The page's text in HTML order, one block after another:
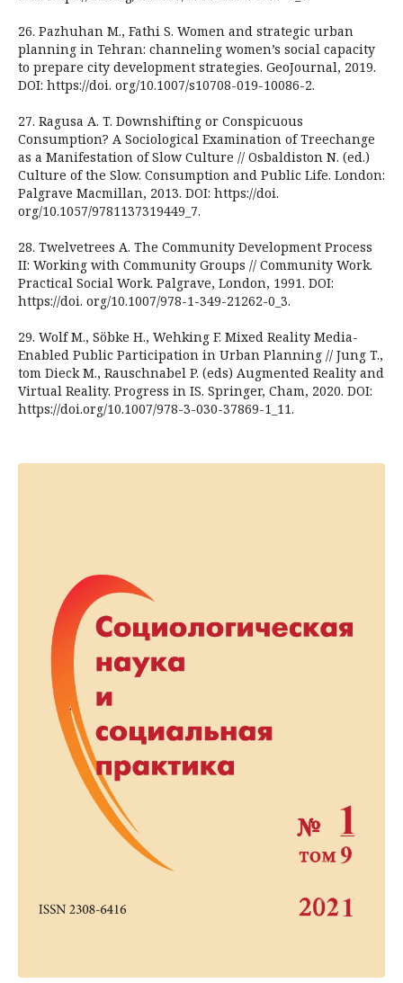
26. Pazhuhan M., Fathi S. Women and strategic urban
planning in Tehran: channeling women’s social capacity
to prepare city development strategies. GeoJournal, 2019.
DOI: https://doi. org/10.1007/s10708-019-10086-2.
27. Ragusa A. T. Downshifting or Conspicuous
Consumption? A Sociological Examination of Treechange
as a Manifestation of Slow Culture // Osbaldiston N. (ed.)
Culture of the Slow. Consumption and Public Life. London:
Palgrave Macmillan, 2013. DOI: https://doi.
org/10.1057/9781137319449_7.
28. Twelvetrees A. The Community Development Process
II: Working with Community Groups // Community Work.
Practical Social Work. Palgrave, London, 1991. DOI:
https://doi. org/10.1007/978-1-349-21262-0_3.
29. Wolf M., Söbke H., Wehking F. Mixed Reality Media-
Enabled Public Participation in Urban Planning // Jung T.,
tom Dieck M., Rauschnabel P. (eds) Augmented Reality and
Virtual Reality. Progress in IS. Springer, Cham, 2020. DOI:
https://doi.org/10.1007/978-3-030-37869-1_11.